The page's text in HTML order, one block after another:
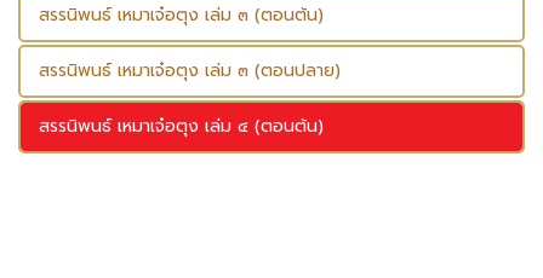
สรรนิพนธ์ เหมาเจ๋อตุง เล่ม ๓ (ตอนต้น)
สรรนิพนธ์ เหมาเจ๋อตุง เล่ม ๓ (ตอนปลาย)
สรรนิพนธ์ เหมาเจ๋อตุง เล่ม ๔ (ตอนต้น)